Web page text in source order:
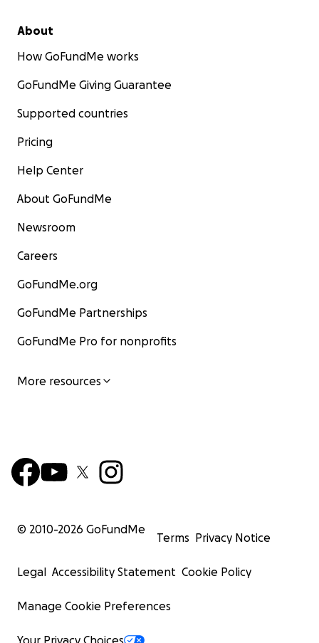
About
How GoFundMe works
GoFundMe Giving Guarantee
Supported countries
Pricing
Help Center
About GoFundMe
Newsroom
Careers
GoFundMe.org
GoFundMe Partnerships
GoFundMe Pro for nonprofits
More resources
© 2010-2026 GoFundMe
Terms Privacy Notice
Legal Accessibility Statement Cookie Policy
Manage Cookie Preferences
Your Privacy Choices